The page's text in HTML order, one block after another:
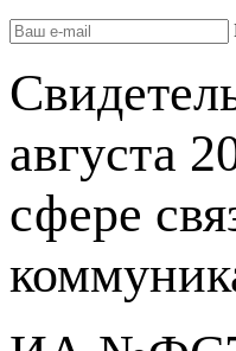
августа
сфере